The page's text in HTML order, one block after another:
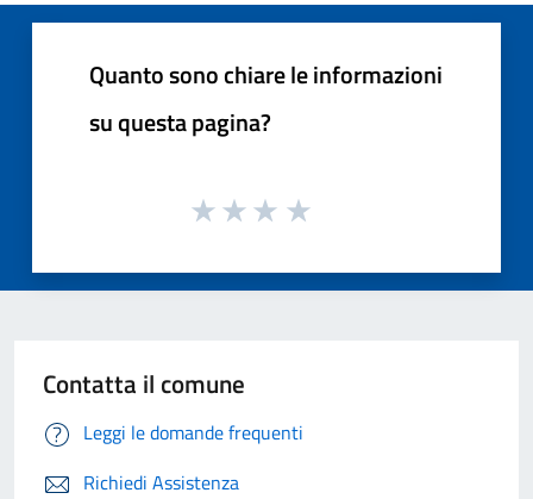
Quanto sono chiare le informazioni
su questa pagina?
Contatta il comune
Leggi le domande frequenti
Richiedi Assistenza